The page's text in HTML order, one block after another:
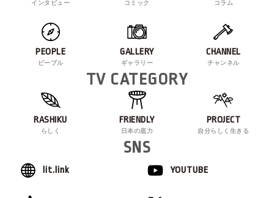
インタビュー コミック コラム
PEOPLE
ピープル
GALLERY
ギャラリー
CHANNEL
チャンネル
TV CATEGORY
RASHIKU
らしく
FRIENDLY
日本の底力
PROJECT
自分らしく生きる
SNS
lit.link YOUTUBE